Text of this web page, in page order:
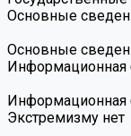
Основные
Основные
Информационная
Информационная
Экстремизму нет